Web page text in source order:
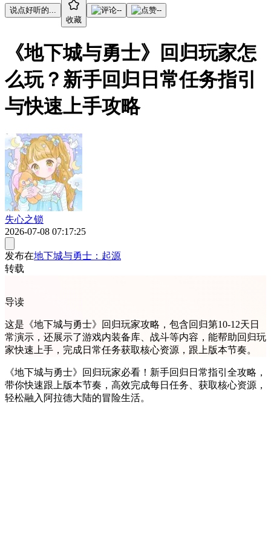
说点好听的...
收藏
-- --
《地下城与勇士》回归玩家怎
么玩？新手回归日常任务指引
与快速上手攻略
失心之锁
2026-07-08 07:17:25
发布在地下城与勇士：起源
转载
导读
这是《地下城与勇士》回归玩家攻略，包含回归第10-12天日
常演示，还展示了游戏内装备库、战斗等内容，能帮助回归玩
家快速上手，完成日常任务获取核心资源，跟上版本节奏。
《地下城与勇士》回归玩家必看！新手回归日常指引全攻略，
带你快速跟上版本节奏，高效完成每日任务、获取核心资源，
轻松融入阿拉德大陆的冒险生活。